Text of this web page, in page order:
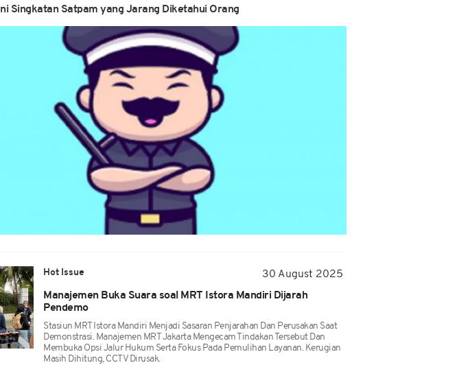
Singkatan Satpam yang Jarang Diketahui Orang
Hot Issue
30 August 2025
Manajemen Buka Suara soal MRT Istora Mandiri Dijarah
Pendemo
Stasiun MRT Istora Mandiri Menjadi Sasaran Penjarahan Dan Perusakan Saat
Demonstrasi. Manajemen MRT Jakarta Mengecam Tindakan Tersebut Dan
Membuka Opsi Jalur Hukum Serta Fokus Pada Pemulihan Layanan. Kerugian
Masih Dihitung, CCTV Dirusak.